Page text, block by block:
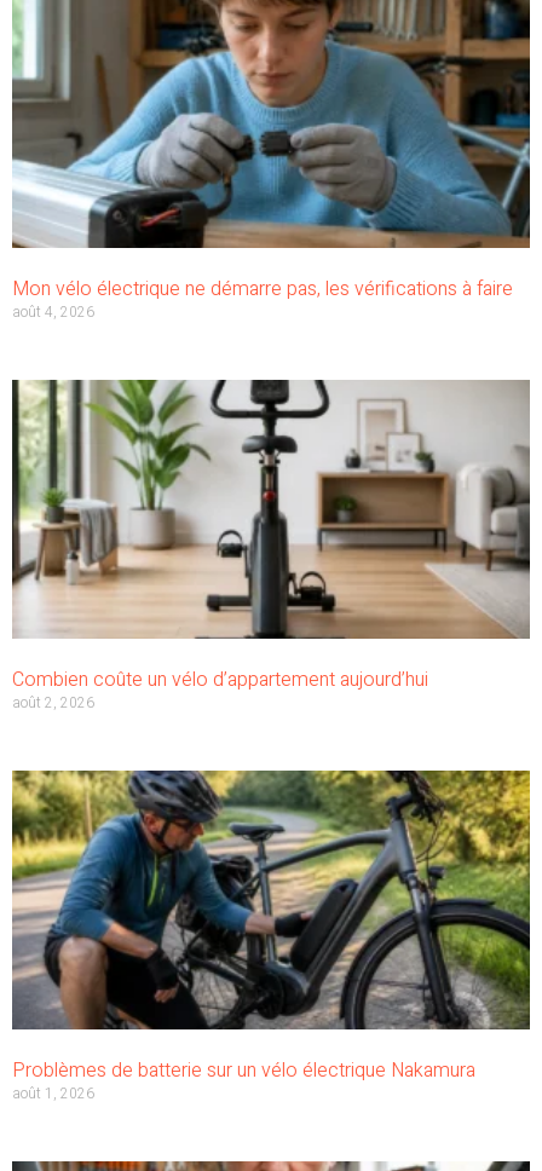
Mon vélo électrique ne démarre pas, les vérifications à faire
août 4, 2026
Combien coûte un vélo d’appartement aujourd’hui
août 2, 2026
Problèmes de batterie sur un vélo électrique Nakamura
août 1, 2026